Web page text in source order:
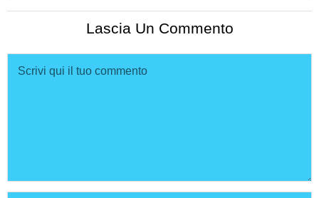
Lascia Un Commento